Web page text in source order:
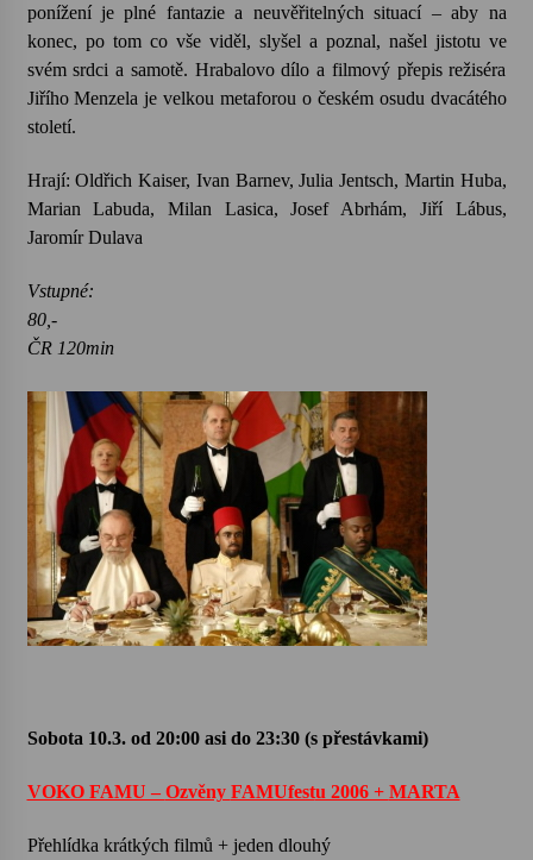
Za kulturou kousek za Humpolec. V Želivě ožije
odkaz Josefa Čapka
13. 7. 2026
3. 7. 2026
ponížení je plné fantazie a neuvěřitelných situací – aby na
konec, po tom co vše viděl, slyšel a poznal, našel jistotu ve
svém srdci a samotě. Hrabalovo dílo a filmový přepis režiséra
Jiřího Menzela je velkou metaforou o českém osudu dvacátého
století.
Hrají: Oldřich Kaiser, Ivan Barnev, Julia Jentsch, Martin Huba,
Marian Labuda, Milan Lasica, Josef Abrhám, Jiří Lábus,
Jaromír Dulava
Vstupné:
80,-
ČR 120min
Sobota 10.3. od 20:00asi do 23:30(s přestávkami)
VOKO FAMU – Ozvěny FAMUfestu 2006 + MARTA
Přehlídka krátkých filmů + jeden dlouhý